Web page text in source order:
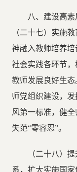
八、建设高
（二十七）实施
神融入教师培养培
社会实践各环节
教师发展良好生
师党组织建设，
风第一标准，健
失范“零容忍”。
（二十八）
系，扩大实施国